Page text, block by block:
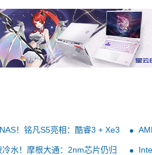
！铭凡S5亮相：酷睿3 + Xe3
倍友
水！摩根大通：2nm芯片仍归